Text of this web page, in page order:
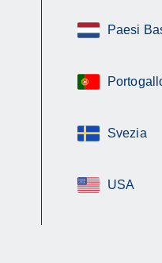
Paesi
Svezia
USA